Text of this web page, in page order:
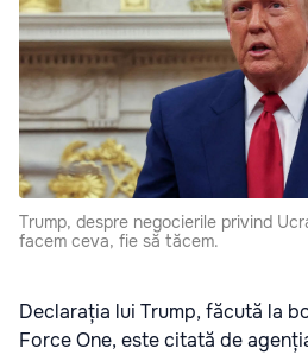
Trump, despre negocierile privind
facem ceva, fie să tăcem.
Declarația lui Trump, făcută la
Force One, este citată de